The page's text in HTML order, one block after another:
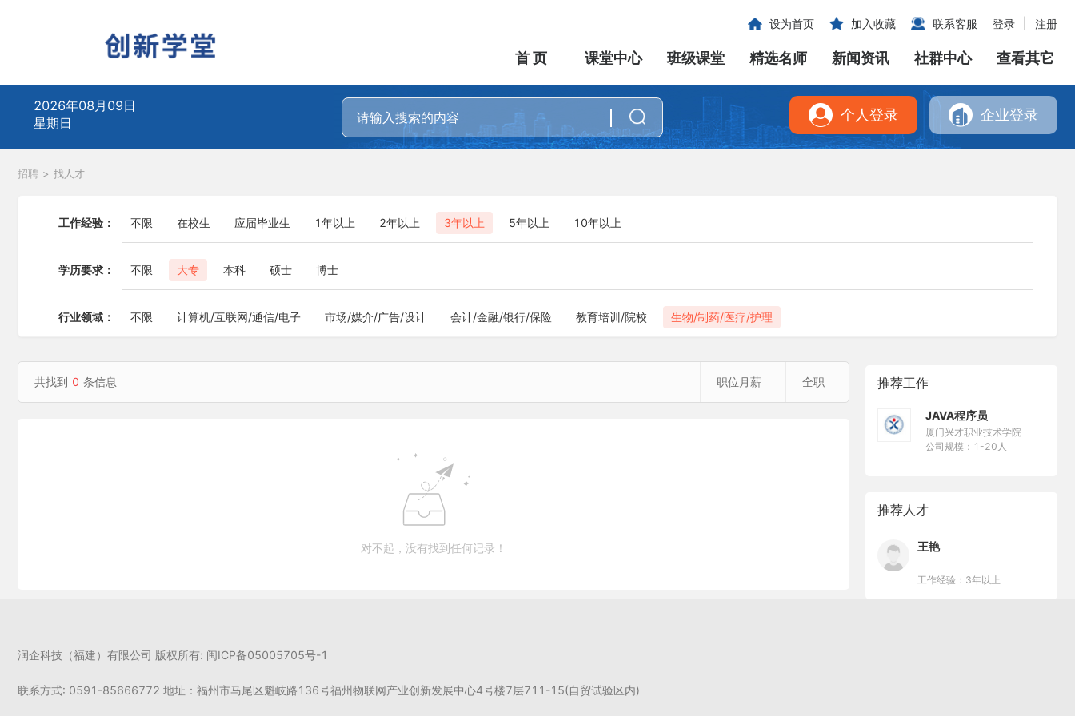
设为首页 加入收藏 联系客服 登录 注册
首 页 课堂中心 班级课堂 精选名师 新闻资讯 社群中心 查看其它
2026年08月09日
星期日
个人登录 企业登录
招聘 > 找人才
工作经验： 不限 在校生 应届毕业生 1年以上 2年以上 3年以上 5年以上 10年以上
学历要求： 不限 大专 本科 硕士 博士
行业领域： 不限 计算机/互联网/通信/电子 市场/媒介/广告/设计 会计/金融/银行/保险 教育培训/院校 生物/制药/医疗/护理
共找到 0 条信息 职位月薪 全职
对不起，没有找到任何记录！
推荐工作
JAVA程序员
厦门兴才职业技术学院
公司规模：1-20人
推荐人才
王艳
工作经验：3年以上
润企科技（福建）有限公司 版权所有: 闽ICP备05005705号-1
联系方式: 0591-85666772 地址：福州市马尾区魁岐路136号福州物联网产业创新发展中心4号楼7层711-15(自贸试验区内)